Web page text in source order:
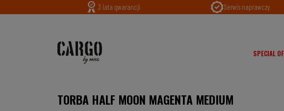
3 lata gwarancji Serwis naprawczy
SPECIAL
TORBA HALF MOON MAGENTA MEDIUM